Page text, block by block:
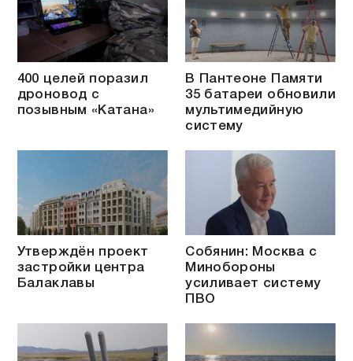
400 целей поразил
дроновод с
позывным «Катана»
В Пантеоне Памяти
35 батареи обновили
мультимедийную
систему
Утверждён проект
застройки центра
Балаклавы
Собянин: Москва с
Минобороны
усиливает систему
ПВО